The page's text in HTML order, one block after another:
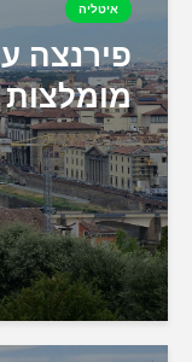
איטליה
פירנצה